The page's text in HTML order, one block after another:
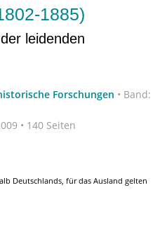
1885)
leidenden
Forschungen • Band:
• 140 Seiten
Deutschlands, für das Ausland gelten